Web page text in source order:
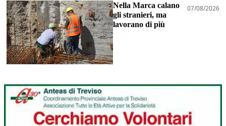
Nella Marca calano
gli stranieri, ma
lavorano di più
07/08/2026